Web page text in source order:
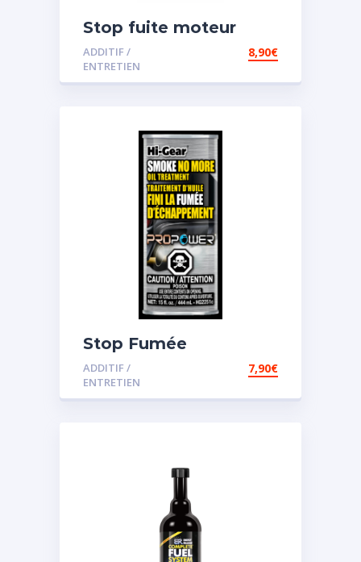
Stop fuite moteur
ADDITIF /
ENTRETIEN
8,90€
Stop Fumée
ADDITIF /
ENTRETIEN
7,90€